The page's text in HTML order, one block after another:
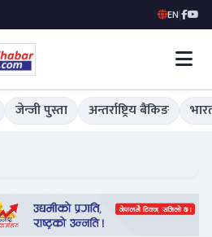
EN|
जेन्जी पुस्ता अन्तर्राष्ट्रिय बैंकिङ